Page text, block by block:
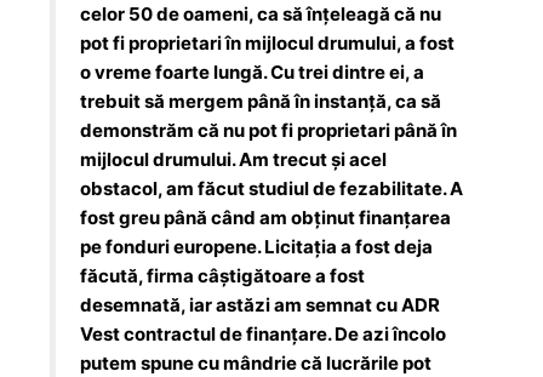
celor 50 de oameni, ca să înțeleagă că nu
pot fi proprietari în mijlocul drumului, a fost
o vreme foarte lungă. Cu trei dintre ei, a
trebuit să mergem până în instanță, ca să
demonstrăm că nu pot fi proprietari până în
mijlocul drumului. Am trecut și acel
obstacol, am făcut studiul de fezabilitate. A
fost greu până când am obținut finanțarea
pe fonduri europene. Licitația a fost deja
făcută, firma câștigătoare a fost
desemnată, iar astăzi am semnat cu ADR
Vest contractul de finanțare. De azi încolo
putem spune cu mândrie că lucrările pot